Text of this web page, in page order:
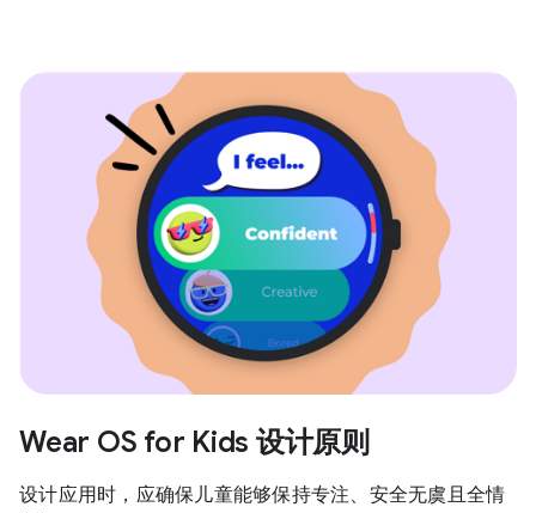
Wear OS for Kids 设计原则
设计应用时，应确保儿童能够保持专注、安全无虞且全情